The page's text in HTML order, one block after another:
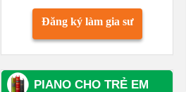
Đăng ký làm gia sư
PIANO CHO TRẺ EM